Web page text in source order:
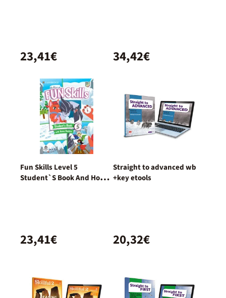
23,41€ 34,42€
Fun Skills Level 5
Student`S Book And Home
23,41€
Straight to advanced wb
+key etools
20,32€